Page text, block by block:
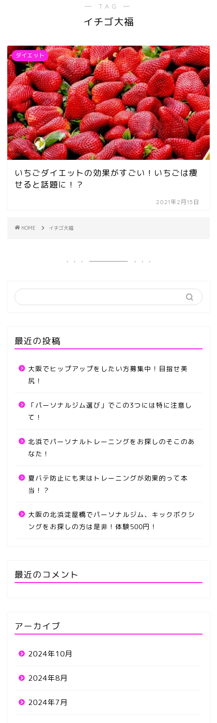
― TAG ―
イチゴ大福
ダイエット
いちごダイエットの効果がすごい！いちごは痩
せると話題に！？
2021年2月15日
HOME イチゴ大福
最近の投稿
大阪でヒップアップをしたい方募集中！目指せ美
尻！
「パーソナルジム選び」でこの3つには特に注意し
て！
北浜でパーソナルトレーニングをお探しのそこのあ
なた！
夏バテ防止にも実はトレーニングが効果的って本
当！？
大阪の北浜淀屋橋でパーソナルジム、キックボクシ
ングをお探しの方は是非！体験500円！
最近のコメント
アーカイブ
2024年10月
2024年8月
2024年7月